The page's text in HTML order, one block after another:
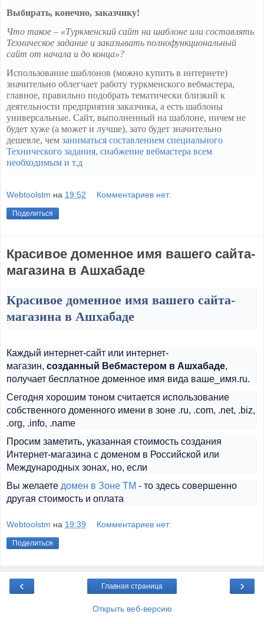
Выбирать, конечно, заказчику!
Что такое – «Туркменский сайт на шаблоне или составлять
Техническое задание и заказывать полнофункциональный
сайт от начала и до конца»?
Использование шаблонов (можно купить в интернете)
значительно облегчает работу туркменского вебмастера,
главное, правильно подобрать тематически близкий к
деятельности предприятия заказчика, а есть шаблоны
универсальные. Сайт, выполненный на шаблоне, ничем не
будет хуже (а может и лучше), зато будет значительно
дешевле, чем заниматься составлением специального
Технического задания, снабжение вебмастера всем
необходимым и т.д
Webtoolstm на 19:52 Комментариев нет:
Поделиться
Красивое доменное имя вашего сайта-
магазина в Ашхабаде
Красивое доменное имя вашего сайта-
магазина в Ашхабаде
Каждый интернет-сайт или интернет-
магазин, созданный Вебмастером в Ашхабаде,
получает бесплатное доменное имя вида ваше_имя.ru.
Сегодня хорошим тоном считается использование
собственного доменного имени в зоне .ru, .com, .net, .biz,
.org, .info, .name
Просим заметить, указанная стоимость создания
Интернет-магазина с доменом в Российской или
Международных зонах, но, если
Вы желаете домен в Зоне ТМ - то здесь совершенно
другая стоимость и оплата
Webtoolstm на 19:39 Комментариев нет:
Поделиться
‹ ›
Главная страница
Открыть веб-версию